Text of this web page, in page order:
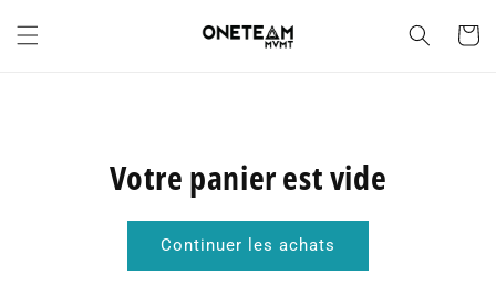
passer
au
Panier
Votre panier est vide
Continuer les achats